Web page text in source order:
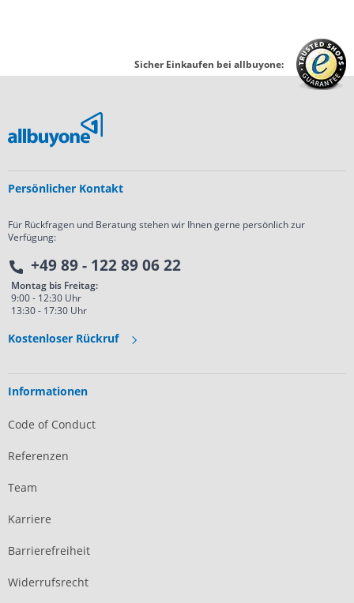
Sicher Einkaufen bei allbuyone:
Persönlicher Kontakt
Für Rückfragen und Beratung stehen wir Ihnen gerne persönlich zur
Verfügung:
+49 89 - 122 89 06 22
Montag bis Freitag:
9:00 - 12:30 Uhr
13:30 - 17:30 Uhr
Kostenloser Rückruf
Informationen
Code of Conduct
Referenzen
Team
Karriere
Barrierefreiheit
Widerrufsrecht